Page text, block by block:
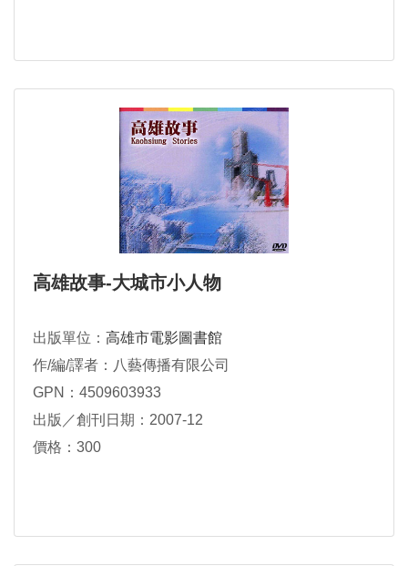
高雄故事-大城市小人物
出版單位： 高雄市電影圖書館
作/編/譯者：八藝傳播有限公司
GPN：4509603933
出版／創刊日期：2007-12
價格：300